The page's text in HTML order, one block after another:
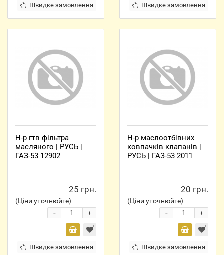
Швидке замовлення Швидке замовлення
Н-р гтв фільтра
масляного | РУСЬ |
ГАЗ-53 12902
25 грн.
(Ціни уточнюйте)
+
-
Швидке замовлення
Н-р маслоотбівних
ковпачків клапанів |
РУСЬ | ГАЗ-53 2011
20 грн.
(Ціни уточнюйте)
+
-
Швидке замовлення